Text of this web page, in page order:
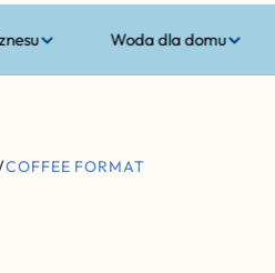
Woda dla domu
COFFEE FORMAT